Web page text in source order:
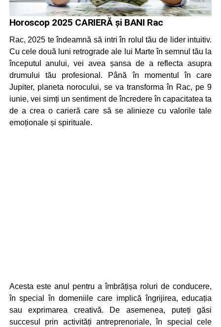
Horoscop 2025 CARIERĂ și BANI Rac
Rac, 2025 te îndeamnă să intri în rolul tău de lider intuitiv.
Cu cele două luni retrograde ale lui Marte în semnul tău la
începutul anului, vei avea șansa de a reflecta asupra
drumului tău profesional. Până în momentul în care
Jupiter, planeta norocului, se va transforma în Rac, pe 9
iunie, vei simți un sentiment de încredere în capacitatea ta
de a crea o carieră care să se alinieze cu valorile tale
emoționale și spirituale.
Acesta este anul pentru a îmbrățișa roluri de conducere,
în special în domeniile care implică îngrijirea, educația
sau exprimarea creativă. De asemenea, puteți găsi
succesul prin activități antreprenoriale, în special cele